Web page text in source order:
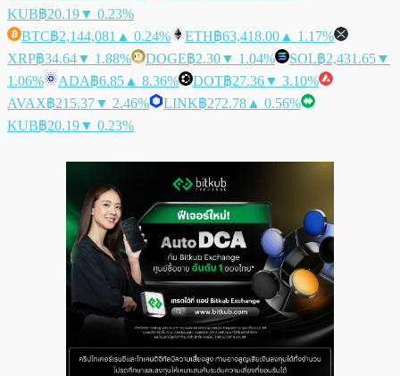
KUB฿20.19▼ 0.23%
BTC฿2,144,081 ▲ 0.24% ETH฿63,418.00 ▲ 1.17%
XRP฿34.64▼ 1.88% DOGE฿2.30▼ 1.04% SOL฿2,431.65▼
1.06%
ADA฿6.85 ▲ 8.36% DOT฿27.36▼ 3.10%
AVAX฿215.37▼ 2.46% LINK฿272.78 ▲ 0.56%
KUB฿20.19▼ 0.23%